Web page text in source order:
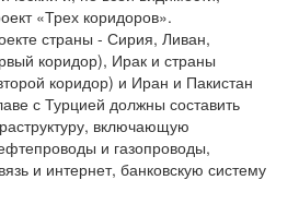
«Трех коридоров».
страны - Сирия, Ливан,
коридор), Ирак и страны
коридор) и Иран и Пакистан
с Турцией должны составить
включающую
и газопроводы,
и интернет, банковскую систему